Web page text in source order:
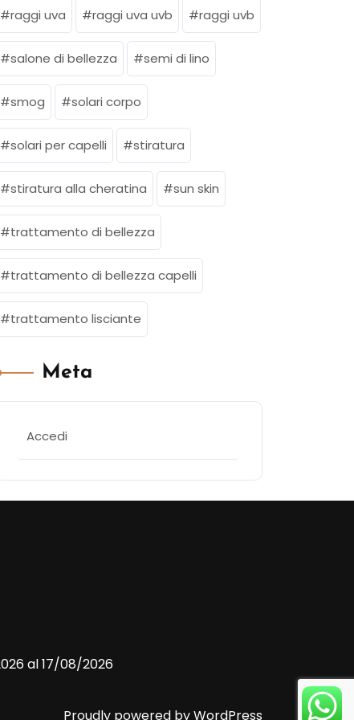
raggi uva raggi uva uvb raggi uvb
salone di bellezza semi di lino
smog solari corpo
solari per capelli stiratura
stiratura alla cheratina sun skin
trattamento di bellezza
trattamento di bellezza capelli
trattamento lisciante
Meta
Accedi
al 17/08/2026
Proudly powered by WordPress